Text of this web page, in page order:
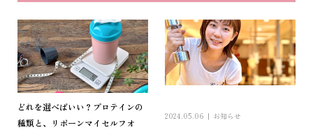
どれを選べばいい？プロテインの
種類と、リボーンマイセルフオ
2024.05.06 お知らせ